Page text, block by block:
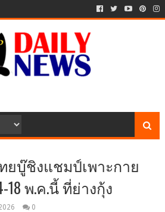
ยบู๊ชิงแชมป์เพาะกาย
18 พ.ค.นี้ ที่ย่างกุ้ง
0